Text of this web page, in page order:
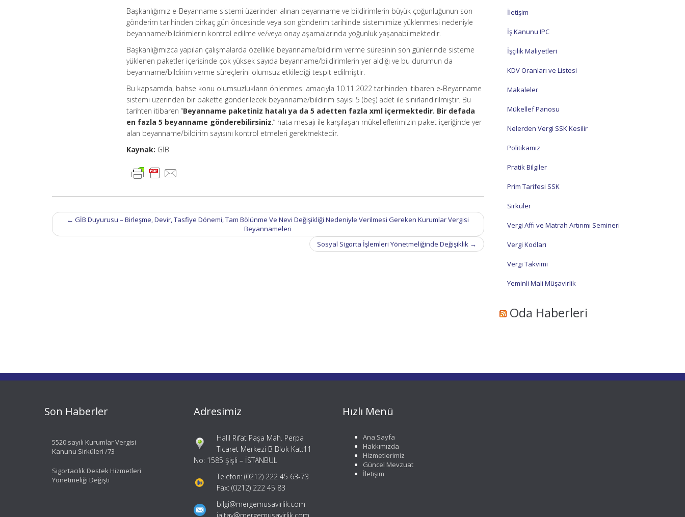
Başkanlığımız e-Beyanname sistemi üzerinden alınan beyanname ve bildirimlerin büyük çoğunluğunun son
gönderim tarihinden birkaç gün öncesinde veya son gönderim tarihinde sistemimize yüklenmesi nedeniyle
beyanname/bildirimlerin kontrol edilme ve/veya onay aşamalarında yoğunluk yaşanabilmektedir.
Başkanlığımızca yapılan çalışmalarda özellikle beyanname/bildirim verme süresinin son günlerinde sisteme
yüklenen paketler içerisinde çok yüksek sayıda beyanname/bildirimlerin yer aldığı ve bu durumun da
beyanname/bildirim verme süreçlerini olumsuz etkilediği tespit edilmiştir.
Bu kapsamda, bahse konu olumsuzlukların önlenmesi amacıyla 10.11.2022 tarihinden itibaren e-Beyanname
sistemi üzerinden bir pakette gönderilecek beyanname/bildirim sayısı 5 (beş) adet ile sınırlandırılmıştır. Bu
tarihten itibaren “Beyanname paketiniz hatalı ya da 5 adetten fazla xml içermektedir. Bir defada
en fazla 5 beyanname gönderebilirsiniz .” hata mesajı ile karşılaşan mükelleflerimizin paket içeriğinde yer
alan beyanname/bildirim sayısını kontrol etmeleri gerekmektedir.
Kaynak: GİB
Post
navigation
← GİB Duyurusu – Birleşme, Devir, Tasfiye Dönemi, Tam Bölünme Ve Nevi Değişikliği Nedeniyle Verilmesi Gereken Kurumlar Vergisi
Beyannameleri
Sosyal Sigorta İşlemleri Yönetmeliğinde Değişiklik →
İletişim
İş Kanunu IPC
İşçilik Maliyetleri
KDV Oranları ve Listesi
Makaleler
Mükellef Panosu
Nelerden Vergi SSK Kesilir
Politikamız
Pratik Bilgiler
Prim Tarifesi SSK
Sirküler
Vergi Affı ve Matrah Artırımı Semineri
Vergi Kodları
Vergi Takvimi
Yeminli Mali Müşavirlik
Oda Haberleri
Son Haberler
5520 sayılı Kurumlar Vergisi
Kanunu Sirküleri /73
Sigortacılık Destek Hizmetleri
Yönetmeliği Değişti
Adresimiz
Halil Rıfat Paşa Mah. Perpa
Ticaret Merkezi B Blok Kat:11
No: 1585 Şişli – İSTANBUL
Telefon: (0212) 222 45 63-73
Fax: (0212) 222 45 83
bilgi@mergemusavirlik.com
Hızlı Menü
Ana Sayfa
Hakkımızda
Hizmetlerimiz
Güncel Mevzuat
İletişim